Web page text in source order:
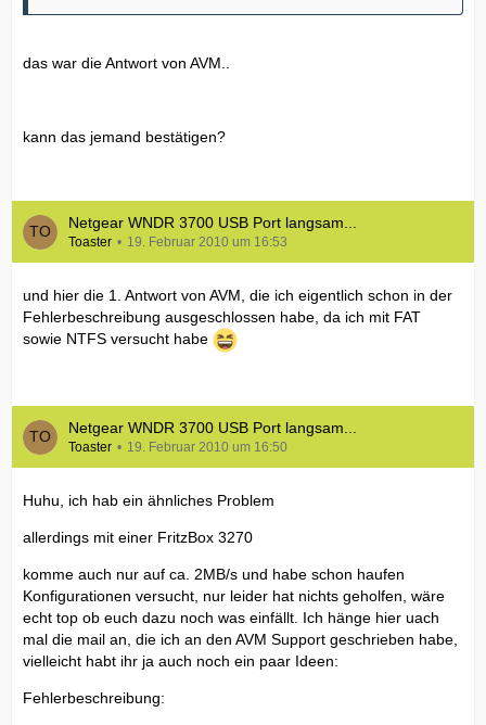
das war die Antwort von AVM..
kann das jemand bestätigen?
Netgear WNDR 3700 USB Port langsam...
Toaster 19. Februar 2010 um 16:53
und hier die 1. Antwort von AVM, die ich eigentlich schon in der
Fehlerbeschreibung ausgeschlossen habe, da ich mit FAT
sowie NTFS versucht habe
Netgear WNDR 3700 USB Port langsam...
Toaster 19. Februar 2010 um 16:50
Huhu, ich hab ein ähnliches Problem
allerdings mit einer FritzBox 3270
komme auch nur auf ca. 2MB/s und habe schon haufen
Konfigurationen versucht, nur leider hat nichts geholfen, wäre
echt top ob euch dazu noch was einfällt. Ich hänge hier uach
mal die mail an, die ich an den AVM Support geschrieben habe,
vielleicht habt ihr ja auch noch ein paar Ideen:
Fehlerbeschreibung: